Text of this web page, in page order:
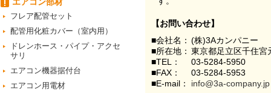
フレア配管セット
配管用化粧カバー（室内用）
ドレンホース・パイプ・アクセ
サリ
エアコン機器据付台
エアコン用電材
【お問い合わせ】
■会社名： (株)3Aカンパニー
■所在地： 東京都足立区千住
■TEL：
03-5284-5950
■FAX：
03-5284-5953
■E-mail：
info@3a-company.jp